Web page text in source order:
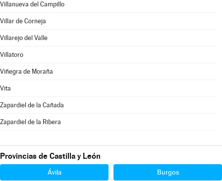
Villanueva del Campillo
Villar de Corneja
Villarejo del Valle
Villatoro
Viñegra de Moraña
Vita
Zapardiel de la Cañada
Zapardiel de la Ribera
Provincias de Castilla y León
Ávila Burgos